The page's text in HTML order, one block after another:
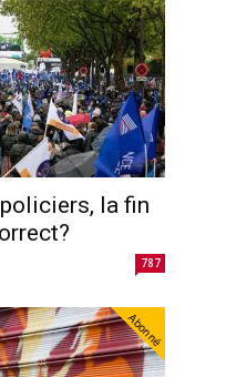
la fin
787
Abonné